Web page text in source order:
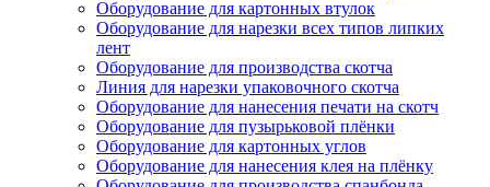
Оборудование для картонных втулок
Оборудование для нарезки всех типов липких
лент
Оборудование для производства скотча
Линия для нарезки упаковочного скотча
Оборудование для нанесения печати на скотч
Оборудование для пузырьковой плёнки
Оборудование для картонных углов
Оборудование для нанесения клея на плёнку